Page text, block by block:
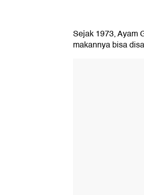
Sejak 1973, Ayam
makannya bisa